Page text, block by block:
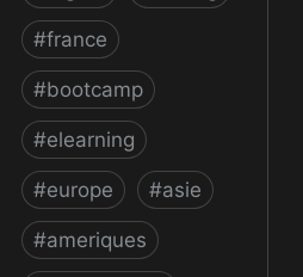
#france
#bootcamp
#elearning
#europe #asie
#ameriques